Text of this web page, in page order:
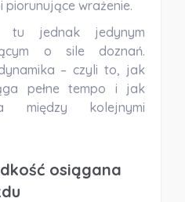
wrażenie.
tu jednak jedynym
o sile doznań.
– czyli to, jak
pełne tempo i jak
między kolejnymi
osiągana